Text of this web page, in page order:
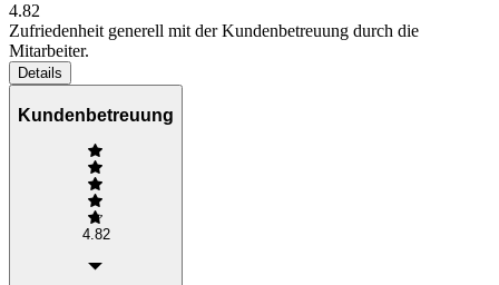
4.82
Zufriedenheit generell mit der Kundenbetreuung durch die
Mitarbeiter.
Details
Kundenbetreuung
4.82